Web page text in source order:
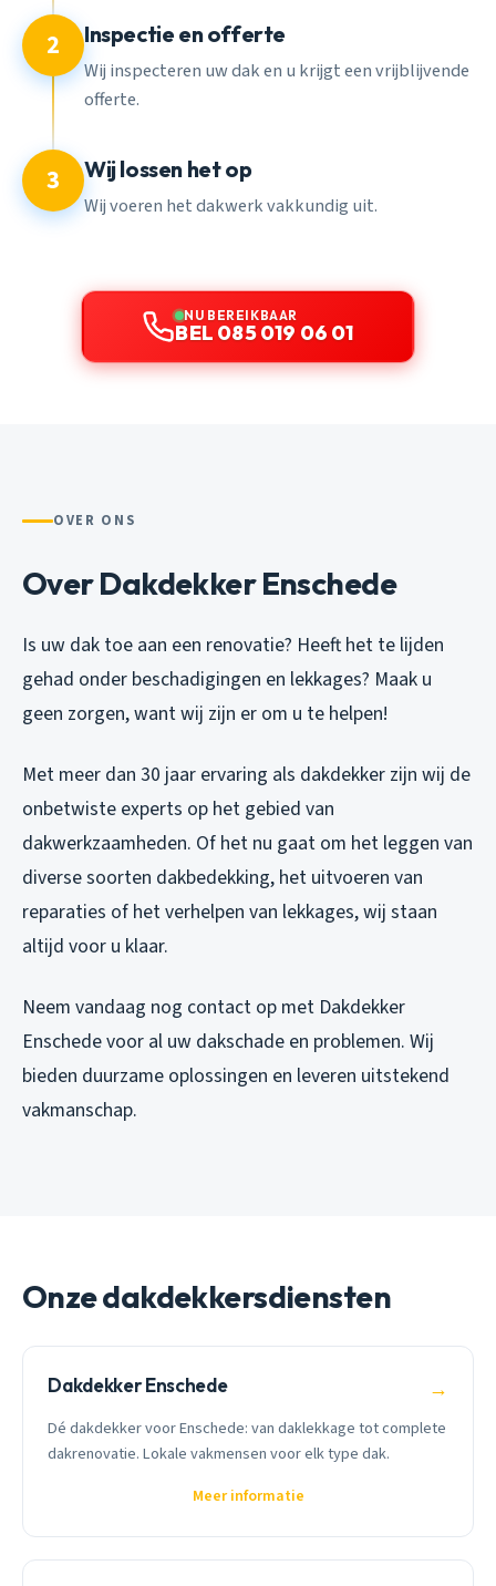
2 Inspectie en offerte
Wij inspecteren uw dak en u krijgt een vrijblijvende
offerte.
3 Wij lossen het op
Wij voeren het dakwerk vakkundig uit.
NU BEREIKBAAR
BEL 085 019 06 01
OVER ONS
Over Dakdekker Enschede
Is uw dak toe aan een renovatie? Heeft het te lijden
gehad onder beschadigingen en lekkages? Maak u
geen zorgen, want wij zijn er om u te helpen!
Met meer dan 30 jaar ervaring als dakdekker zijn wij de
onbetwiste experts op het gebied van
dakwerkzaamheden. Of het nu gaat om het leggen van
diverse soorten dakbedekking, het uitvoeren van
reparaties of het verhelpen van lekkages, wij staan
altijd voor u klaar.
Neem vandaag nog contact op met Dakdekker
Enschede voor al uw dakschade en problemen. Wij
bieden duurzame oplossingen en leveren uitstekend
vakmanschap.
Onze dakdekkersdiensten
Dakdekker Enschede →
Dé dakdekker voor Enschede: van daklekkage tot complete
dakrenovatie. Lokale vakmensen voor elk type dak.
Meer informatie